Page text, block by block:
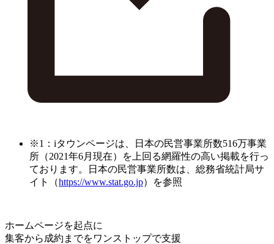
※1：iタウンページは、日本の民営事業所数516万事業
所（2021年6月現在）を上回る網羅性の高い掲載を行っ
ております。日本の民営事業所数は、総務省統計局サ
イト（https://www.stat.go.jp）を参照
ホームページを起点に
集客から成約までをワンストップで支援